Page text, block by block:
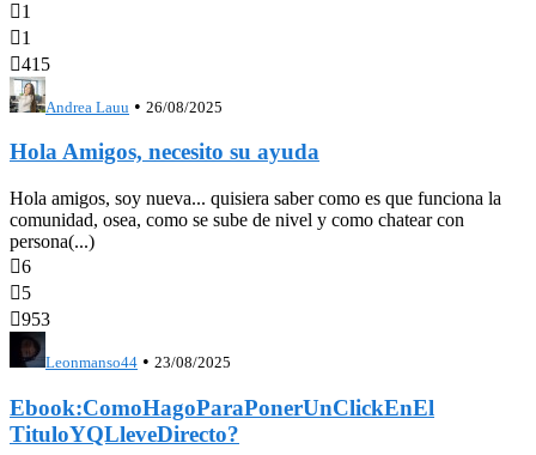
1
1
415
Andrea Lauu • 26/08/2025
Hola Amigos, necesito su ayuda
Hola amigos, soy nueva... quisiera saber como es que funciona la
comunidad, osea, como se sube de nivel y como chatear con
persona(...)
6
5
953
Leonmanso44 • 23/08/2025
Ebook:ComoHagoParaPonerUnClickEnEl
TituloYQLleveDirecto?